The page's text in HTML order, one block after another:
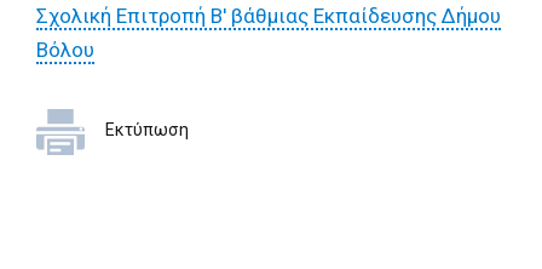
Σχολική Επιτροπή Β' βάθμιας Εκπαίδευσης Δήμου
Βόλου
Εκτύπωση